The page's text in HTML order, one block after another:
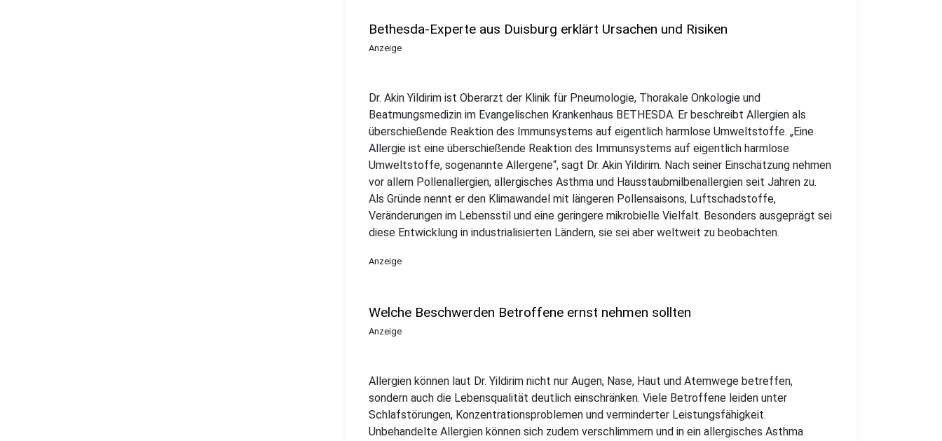
Bethesda-Experte aus Duisburg erklärt Ursachen und Risiken
Anzeige
Dr. Akin Yildirim ist Oberarzt der Klinik für Pneumologie, Thorakale Onkologie und
Beatmungsmedizin im Evangelischen Krankenhaus BETHESDA. Er beschreibt Allergien als
überschießende Reaktion des Immunsystems auf eigentlich harmlose Umweltstoffe. „Eine
Allergie ist eine überschießende Reaktion des Immunsystems auf eigentlich harmlose
Umweltstoffe, sogenannte Allergene“, sagt Dr. Akin Yildirim. Nach seiner Einschätzung nehmen
vor allem Pollenallergien, allergisches Asthma und Hausstaubmilbenallergien seit Jahren zu.
Als Gründe nennt er den Klimawandel mit längeren Pollensaisons, Luftschadstoffe,
Veränderungen im Lebensstil und eine geringere mikrobielle Vielfalt. Besonders ausgeprägt sei
diese Entwicklung in industrialisierten Ländern, sie sei aber weltweit zu beobachten.
Anzeige
Welche Beschwerden Betroffene ernst nehmen sollten
Anzeige
Allergien können laut Dr. Yildirim nicht nur Augen, Nase, Haut und Atemwege betreffen,
sondern auch die Lebensqualität deutlich einschränken. Viele Betroffene leiden unter
Schlafstörungen, Konzentrationsproblemen und verminderter Leistungsfähigkeit.
Unbehandelte Allergien können sich zudem verschlimmern und in ein allergisches Asthma